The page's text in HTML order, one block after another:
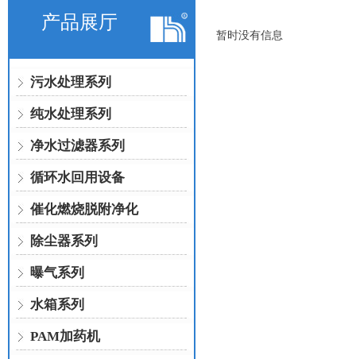
产品展厅
污水处理系列
纯水处理系列
净水过滤器系列
循环水回用设备
催化燃烧脱附净化
除尘器系列
曝气系列
水箱系列
PAM加药机
暂时没有信息